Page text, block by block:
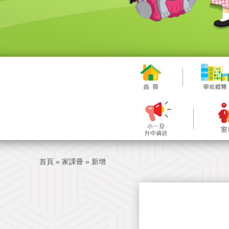
首頁 » 家課冊 » 新增